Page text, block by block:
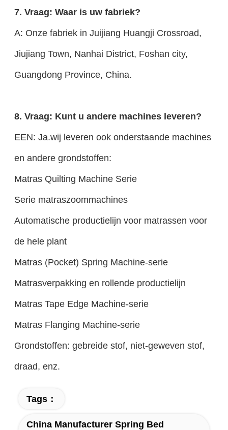
7. Vraag: Waar is uw fabriek?
A: Onze fabriek in Juijiang Huangji Crossroad,
Jiujiang Town, Nanhai District, Foshan city,
Guangdong Province, China.
8. Vraag: Kunt u andere machines leveren?
EEN: Ja.wij leveren ook onderstaande machines
en andere grondstoffen:
Matras Quilting Machine Serie
Serie matraszoommachines
Automatische productielijn voor matrassen voor
de hele plant
Matras (Pocket) Spring Machine-serie
Matrasverpakking en rollende productielijn
Matras Tape Edge Machine-serie
Matras Flanging Machine-serie
Grondstoffen: gebreide stof, niet-geweven stof,
draad, enz.
Tags：
China Manufacturer Spring Bed